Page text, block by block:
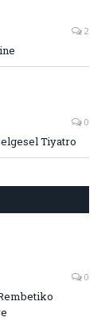
2
0
Tiyatro
0